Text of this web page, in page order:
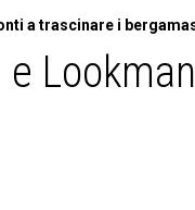
a trascinare i